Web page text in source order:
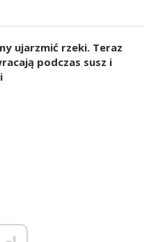
ujarzmić rzeki. Teraz
podczas susz i